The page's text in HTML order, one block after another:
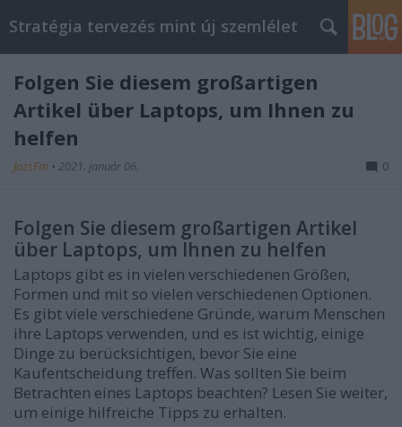
Stratégia tervezés mint új szemlélet
Folgen Sie diesem großartigen
Artikel über Laptops, um Ihnen zu
helfen
JozsFm • 2021. január 06. 0
Folgen Sie diesem großartigen Artikel
über Laptops, um Ihnen zu helfen
Laptops gibt es in vielen verschiedenen Größen,
Formen und mit so vielen verschiedenen Optionen.
Es gibt viele verschiedene Gründe, warum Menschen
ihre Laptops verwenden, und es ist wichtig, einige
Dinge zu berücksichtigen, bevor Sie eine
Kaufentscheidung treffen. Was sollten Sie beim
Betrachten eines Laptops beachten? Lesen Sie weiter,
um einige hilfreiche Tipps zu erhalten.